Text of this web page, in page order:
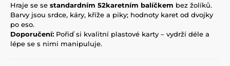
Hraje se se standardním 52karetním balíčkem bez žolíků.
Barvy jsou srdce, káry, kříže a piky; hodnoty karet od dvojky
po eso.
Doporučení: Pořiď si kvalitní plastové karty – vydrží déle a
lépe se s nimi manipuluje.